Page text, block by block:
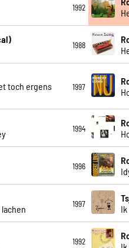
1992
1988
toch ergens
1997
1994
1996
1997
1992